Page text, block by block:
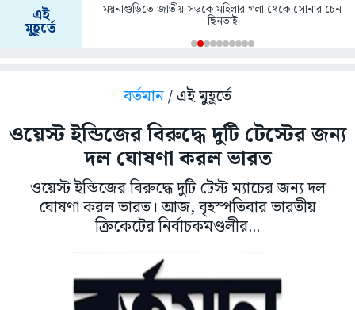
এই
মুহূর্তে
ময়নাগুড়িতে জাতীয় সড়কে মহিলার গলা থেকে সোনার চেন
ছিনতাই
বর্তমান/ এই মুহূর্তে
ওয়েস্ট ইন্ডিজের বিরুদ্ধে দুটি টেস্টের জন্য
দল ঘোষণা করল ভারত
ওয়েস্ট ইন্ডিজের বিরুদ্ধে দুটি টেস্ট ম্যাচের জন্য দল
ঘোষণা করল ভারত। আজ, বৃহস্পতিবার ভারতীয়
ক্রিকেটের নির্বাচকমণ্ডলীর...